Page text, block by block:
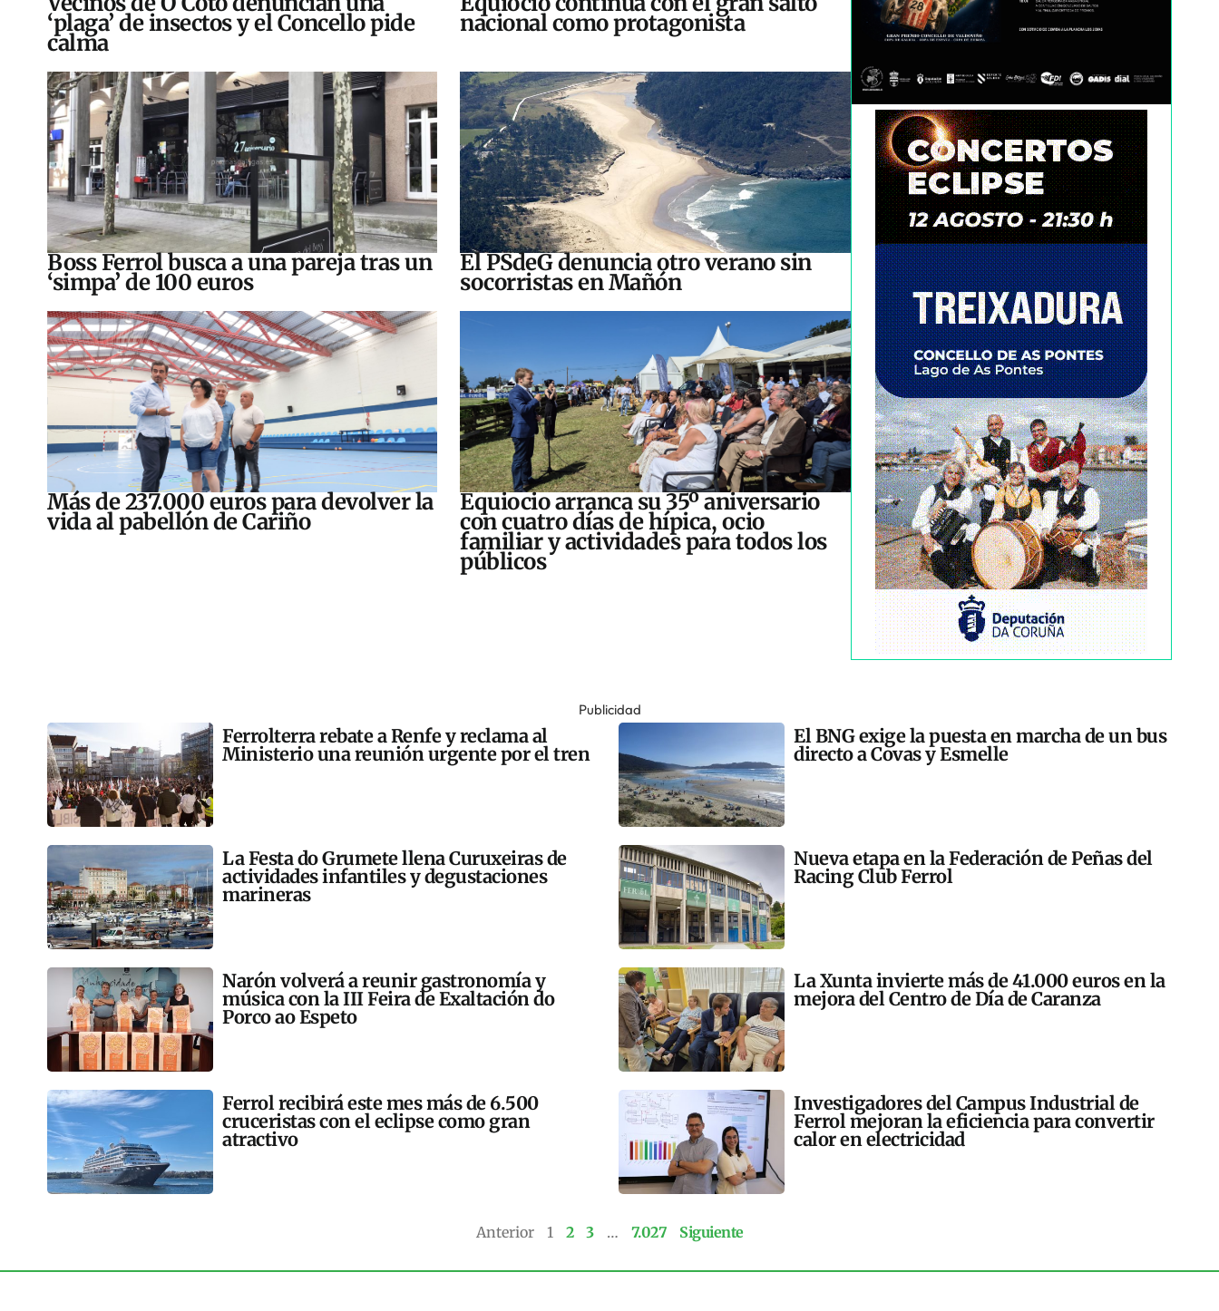
‘plaga’ de insectos y el Concello pide
calma
nacional como protagonista
Boss Ferrol busca a una pareja tras un
‘simpa’ de 100 euros
El PSdeG denuncia otro verano sin
socorristas en Mañón
Más de 237.000 euros para devolver la
vida al pabellón de Cariño
Equiocio arranca su 35º aniversario
con cuatro días de hípica, ocio
familiar y actividades para todos los
públicos
Publicidad
Ferrolterra rebate a Renfe y reclama al
Ministerio una reunión urgente por el tren
El BNG exige la puesta en marcha de un bus
directo a Covas y Esmelle
La Festa do Grumete llena Curuxeiras de
actividades infantiles y degustaciones
marineras
Nueva etapa en la Federación de Peñas del
Racing Club Ferrol
Narón volverá a reunir gastronomía y
música con la III Feira de Exaltación do
Porco ao Espeto
La Xunta invierte más de 41.000 euros en la
mejora del Centro de Día de Caranza
Ferrol recibirá este mes más de 6.500
cruceristas con el eclipse como gran
atractivo
Investigadores del Campus Industrial de
Ferrol mejoran la eficiencia para convertir
calor en electricidad
Anterior 1 2 3 … 7.027 Siguiente